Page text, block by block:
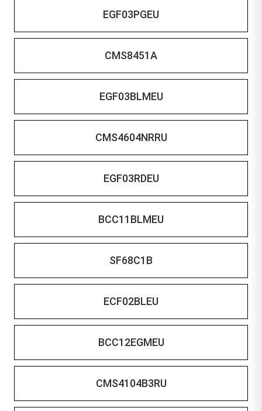
EGF03PGEU
CMS8451A
EGF03BLMEU
CMS4604NRRU
EGF03RDEU
BCC11BLMEU
SF68C1B
ECF02BLEU
BCC12EGMEU
CMS4104B3RU